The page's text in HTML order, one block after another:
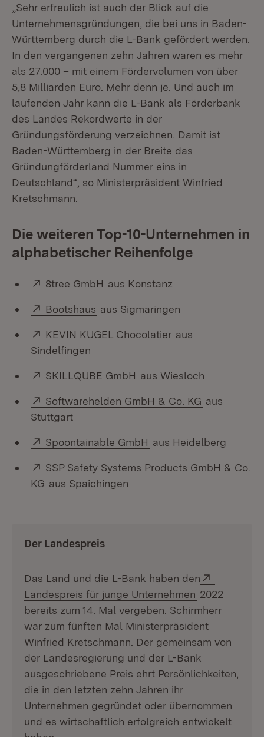
„Sehr erfreulich ist auch der Blick auf die
Unternehmensgründungen, die bei uns in Baden-
Württemberg durch die L-Bank gefördert werden.
In den vergangenen zehn Jahren waren es mehr
als 27.000 – mit einem Fördervolumen von über
5,8 Milliarden Euro. Mehr denn je. Und auch im
laufenden Jahr kann die L-Bank als Förderbank
des Landes Rekordwerte in der
Gründungsförderung verzeichnen. Damit ist
Baden-Württemberg in der Breite das
Gründungförderland Nummer eins in
Deutschland“, so Ministerpräsident Winfried
Kretschmann.
Die weiteren Top-10-Unternehmen in
alphabetischer Reihenfolge
Extern:
8tree GmbH (Öffnet in neuem Fenster)
aus Konstanz
Extern:
Bootshaus (Öffnet in neuem Fenster)
aus Sigmaringen
Extern:
KEVIN KUGEL Chocolatier (Öffnet in neuem
aus
Sindelfingen
Extern:
SKILLQUBE GmbH (Öffnet in neuem Fenster)
aus Wiesloch
Extern:
Softwarehelden GmbH & Co. KG (Öffnet in
aus
Stuttgart
Extern:
Spoontainable GmbH (Öffnet in neuem
aus Heidelberg
Extern:
SSP Safety Systems Products GmbH & Co.
KG (Öffnet in neuem Fenster)
aus Spaichingen
Der Landespreis
Das Land und die L-Bank haben den
Landespreis für junge Unternehmen (Öffnet in
2022
bereits zum 14. Mal vergeben. Schirmherr
war zum fünften Mal Ministerpräsident
Winfried Kretschmann. Der gemeinsam von
der Landesregierung und der L-Bank
ausgeschriebene Preis ehrt Persönlichkeiten,
die in den letzten zehn Jahren ihr
Unternehmen gegründet oder übernommen
und es wirtschaftlich erfolgreich entwickelt